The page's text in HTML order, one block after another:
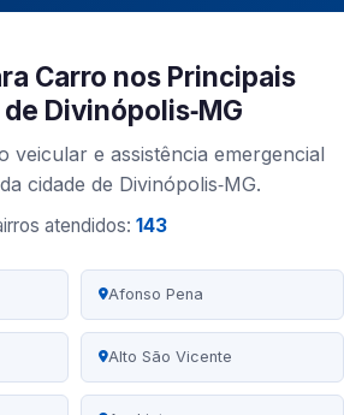
Carro nos Principais
Divinópolis‑MG
veicular e assistência emergencial
cidade de Divinópolis‑MG.
atendidos: 143
Afonso Pena
Alto São Vicente